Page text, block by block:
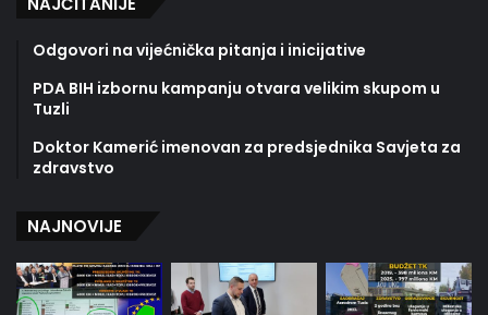
Odgovori na vijećnička pitanja i inicijative
PDA BIH izbornu kampanju otvara velikim skupom u
Tuzli
Doktor Kamerić imenovan za predsjednika Savjeta za
zdravstvo
NAJNOVIJE